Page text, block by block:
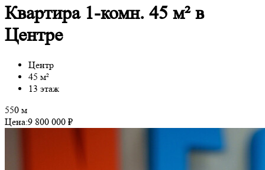
Квартира 1-комн. 45 м² в
Центре
Центр
45 м²
13 этаж
550 м
Цена:9 800 000 ₽